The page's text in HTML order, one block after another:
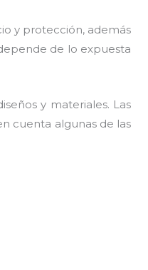
y protección, además
de lo expuesta
y materiales. Las
cuenta algunas de las